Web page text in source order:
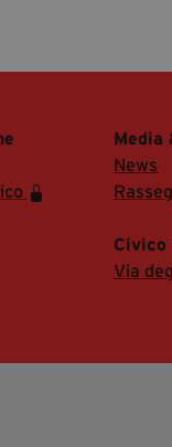
Media
News
Civico
Via